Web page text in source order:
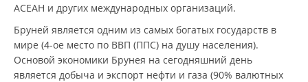
АСЕАН и других международных организаций.
Бруней является одним из самых богатых государств в
мире (4-ое место по ВВП (ППС) на душу населения).
Основой экономики Брунея на сегодняшний день
является добыча и экспорт нефти и газа (90% валютных